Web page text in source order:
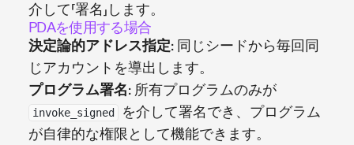
介して「署名」します。
PDAを使用する場合
決定論的アドレス指定: 同じシードから毎回同
じアカウントを導出します。
プログラム署名: 所有プログラムのみが
invoke_signed
を介して署名でき、プログラム
が自律的な権限として機能できます。